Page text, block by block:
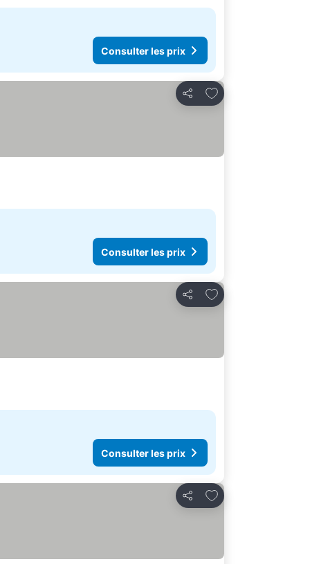
Consulter les prix
Partager
Ajouter à mes favoris
Consulter les prix
Partager
Ajouter à mes favoris
Consulter les prix
Partager
Ajouter à mes favoris